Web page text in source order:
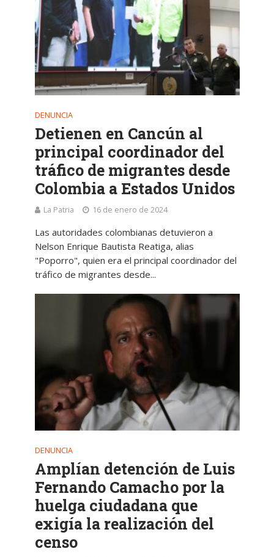
DENUNCIA
Detienen en Cancún al
principal coordinador del
tráfico de migrantes desde
Colombia a Estados Unidos
La Patria 16 de enero de 2024
Las autoridades colombianas detuvieron a
Nelson Enrique Bautista Reatiga, alias
"Poporro", quien era el principal coordinador del
tráfico de migrantes desde...
DENUNCIA
Amplían detención de Luis
Fernando Camacho por la
huelga ciudadana que
exigía la realización del
censo